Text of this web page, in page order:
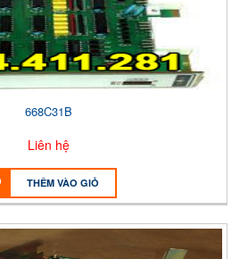
668C31B
Liên hệ
THÊM VÀO GIỎ